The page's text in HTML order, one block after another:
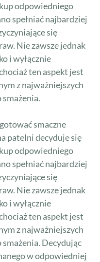
odpowiedniego
spełniać najbardziej
się
Nie zawsze jednak
i wyłącznie
ten aspekt jest
z najważniejszych
smaczne
patelni decyduje się
odpowiedniego
spełniać najbardziej
się
Nie zawsze jednak
i wyłącznie
ten aspekt jest
z najważniejszych
Decydując
w odpowiedniej